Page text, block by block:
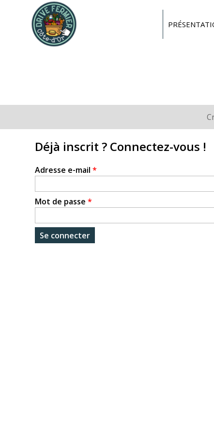
principaux
Déjà inscrit ? Connectez-vous !
Adresse e-mail *
Mot de passe *